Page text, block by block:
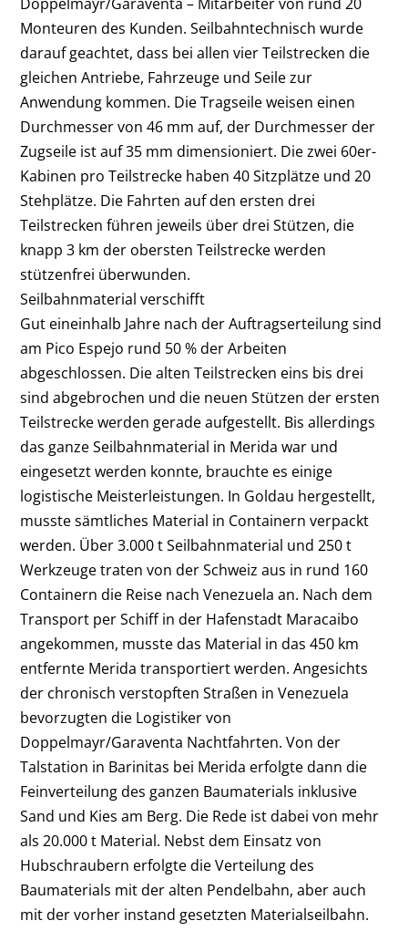
Monteuren des Kunden. Seilbahntechnisch wurde
darauf geachtet, dass bei allen vier Teilstrecken die
gleichen Antriebe, Fahrzeuge und Seile zur
Anwendung kommen. Die Tragseile weisen einen
Durchmesser von 46 mm auf, der Durchmesser der
Zugseile ist auf 35 mm dimensioniert. Die zwei 60er-
Kabinen pro Teilstrecke haben 40 Sitzplätze und 20
Stehplätze. Die Fahrten auf den ersten drei
Teilstrecken führen jeweils über drei Stützen, die
knapp 3 km der obersten Teilstrecke werden
stützenfrei überwunden.
Seilbahnmaterial verschifft
Gut eineinhalb Jahre nach der Auftragserteilung sind
am Pico Espejo rund 50 % der Arbeiten
abgeschlossen. Die alten Teilstrecken eins bis drei
sind abgebrochen und die neuen Stützen der ersten
Teilstrecke werden gerade aufgestellt. Bis allerdings
das ganze Seilbahnmaterial in Merida war und
eingesetzt werden konnte, brauchte es einige
logistische Meisterleistungen. In Goldau hergestellt,
musste sämtliches Material in Containern verpackt
werden. Über 3.000 t Seilbahnmaterial und 250 t
Werkzeuge traten von der Schweiz aus in rund 160
Containern die Reise nach Venezuela an. Nach dem
Transport per Schiff in der Hafenstadt Maracaibo
angekommen, musste das Material in das 450 km
entfernte Merida transportiert werden. Angesichts
der chronisch verstopften Straßen in Venezuela
bevorzugten die Logistiker von
Doppelmayr/Garaventa Nachtfahrten. Von der
Talstation in Barinitas bei Merida erfolgte dann die
Feinverteilung des ganzen Baumaterials inklusive
Sand und Kies am Berg. Die Rede ist dabei von mehr
als 20.000 t Material. Nebst dem Einsatz von
Hubschraubern erfolgte die Verteilung des
Baumaterials mit der alten Pendelbahn, aber auch
mit der vorher instand gesetzten Materialseilbahn.